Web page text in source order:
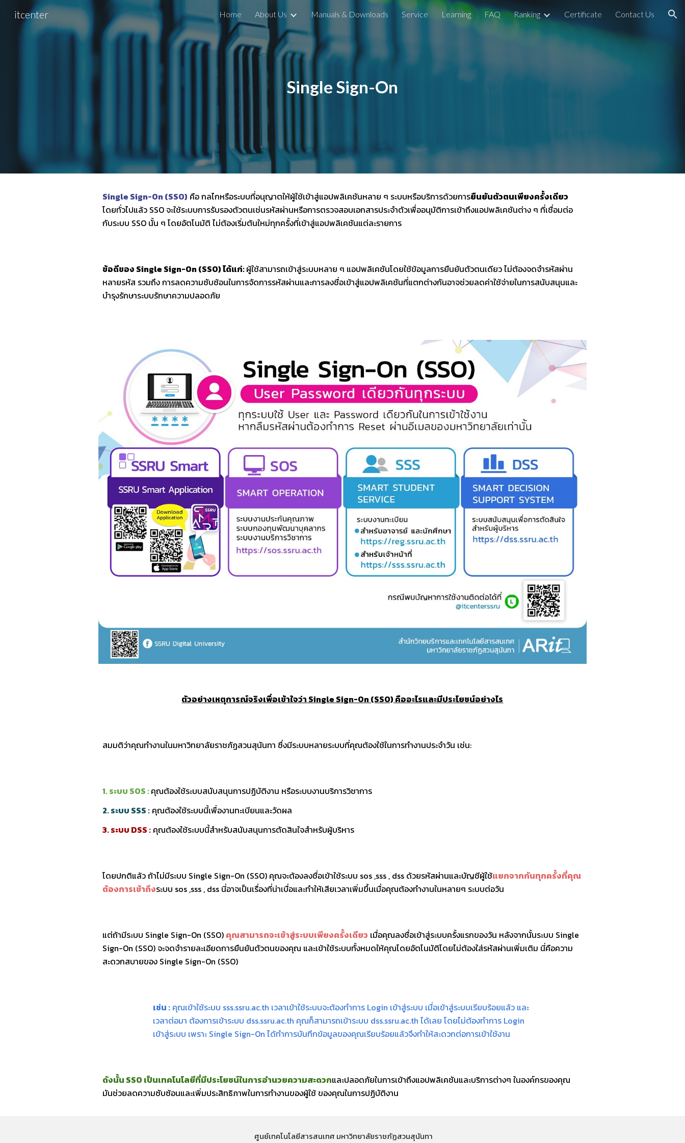
Skip to main content Skip to navigation
itcenter Home About Us Manuals & Downloads Service Learning FAQ Ranking Certificate Contact Us
Single Sign-On
Single Sign-On (SSO) คือ กลไกหรือระบบที่อนุญาตให้ผู้ใช้เข้าสู่แอปพลิเคชันหลาย ๆ ระบบหรือบริการด้วยการยืนยันตัวตนเพียงครั้งเดียว
โดยทั่วไปแล้ว SSO จะใช้ระบบการรับรองตัวตนเช่นรหัสผ่านหรือการตรวจสอบเอกสารประจำตัวเพื่ออนุมัติการเข้าถึงแอปพลิเคชันต่าง ๆ ที่เชื่อมต่อ
กับระบบ SSO นั้น ๆ โดยอัตโนมัติ ไม่ต้องเริ่มต้นใหม่ทุกครั้งที่เข้าสู่แอปพลิเคชันแต่ละรายการ
ข้อดีของ Single Sign-On (SSO) ได้แก่:ผู้ใช้สามารถเข้าสู่ระบบหลาย ๆ แอปพลิเคชันโดยใช้ข้อมูลการยืนยันตัวตนเดียว ไม่ต้องจดจำรหัสผ่าน
หลายรหัส รวมถึง การลดความซับซ้อนในการจัดการรหัสผ่านและการลงชื่อเข้าสู่แอปพลิเคชันที่แตกต่างกันอาจช่วยลดค่าใช้จ่ายในการสนับสนุนและ
บำรุงรักษาระบบรักษาความปลอดภัย
ตัวอย่างเหตุการณ์จริงเพื่อเข้าใจว่า Single Sign-On (SSO) คืออะไรและมีประโยชน์อย่างไร
สมมติว่าคุณทำงานในมหาวิทยาลัยราชภัฏสวนสุนันทา ซึ่งมีระบบหลายระบบที่คุณต้องใช้ในการทำงานประจำวัน เช่น:
1. ระบบ SOS :คุณต้องใช้ระบบสนับสนุนการปฏิบัติงาน หรือระบบงานบริการวิชาการ
2. ระบบ SSS : คุณต้องใช้ระบบนี้เพื่องานทะเบียนและวัดผล
3. ระบบ DSS : คุณต้องใช้ระบบนี้สำหรับสนับสนุนการตัดสินใจสำหรับผู้บริหาร
โดยปกติแล้ว ถ้าไม่มีระบบ Single Sign-On (SSO) คุณจะต้องลงชื่อเข้าใช้ระบบ sos ,sss , dss ด้วยรหัสผ่านและบัญชีผู้ใช้แยกจากกันทุกครั้งที่คุณ
ต้องการเข้าถึงระบบ sos ,sss , dss นี่อาจเป็นเรื่องที่น่าเบื่อและทำให้เสียเวลาเพิ่มขึ้นเมื่อคุณต้องทำงานในหลายๆ ระบบต่อวัน
แต่ถ้ามีระบบ Single Sign-On (SSO) คุณสามารถจะเข้าสู่ระบบเพียงครั้งเดียว เมื่อคุณลงชื่อเข้าสู่ระบบครั้งแรกของวัน หลังจากนั้นระบบ Single
Sign-On (SSO)จะจดจำรายละเอียดการยืนยันตัวตนของคุณ และเข้าใช้ระบบทั้งหมดให้คุณโดยอัตโนมัติโดยไม่ต้องใส่รหัสผ่านเพิ่มเติม นี่คือความ
สะดวกสบายของ Single Sign-On (SSO)
เช่น : คุณเข้าใช้ระบบ sss.ssru.ac.th เวลาเข้าใช้ระบบจะต้องทำการ Login เข้าสู่ระบบ เมื่อเข้าสู่ระบบเรียบร้อยแล้ว และ
เวลาต่อมา ต้องการเข้าระบบ dss.ssru.ac.th คุณก็สามารถเข้าระบบ dss.ssru.ac.th ได้เลย โดยไม่ต้องทำการ Login
เข้าสู่ระบบ เพราะ Single Sign-On ได้ทำการบันทึกข้อมูลของคุณเรียบร้อยแล้วจึงทำให้สะดวกต่อการเข้าใช้งาน
ดังนั้น SSO เป็นเทคโนโลยีที่มีประโยชน์ในการอำนวยความสะดวกและปลอดภัยในการเข้าถึงแอปพลิเคชันและบริการต่างๆ ในองค์กรของคุณ
มันช่วยลดความซับซ้อนและเพิ่มประสิทธิภาพในการทำงานของผู้ใช้ ของคุณในการปฏิบัติงาน
ศูนย์เทคโนโลยีสารสนเทศ มหาวิทยาลัยราชภัฏสวนสุนันทา